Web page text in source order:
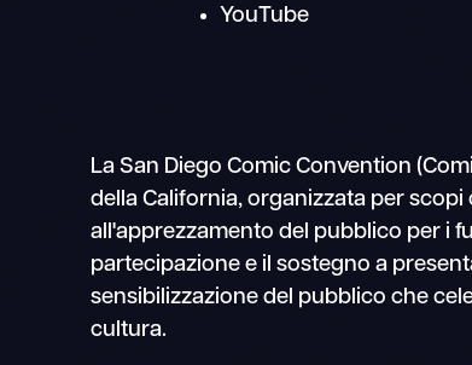
YouTube
La San Diego Comic Convention
della California, organizzata per
all'apprezzamento del pubblico per i
partecipazione e il sostegno a
sensibilizzazione del pubblico che
cultura.